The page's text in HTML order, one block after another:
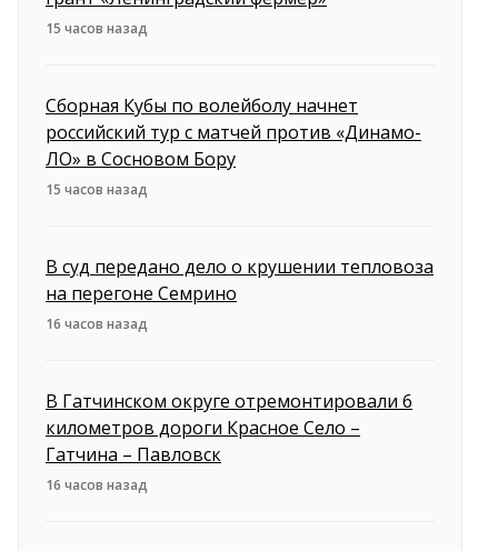
15 часов назад
Сборная Кубы по волейболу начнет
российский тур с матчей против «Динамо-
ЛО» в Сосновом Бору
15 часов назад
В суд передано дело о крушении тепловоза
на перегоне Семрино
16 часов назад
В Гатчинском округе отремонтировали 6
километров дороги Красное Село –
Гатчина – Павловск
16 часов назад